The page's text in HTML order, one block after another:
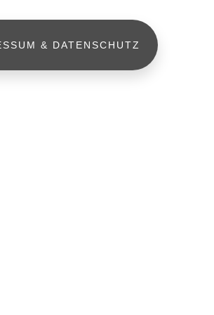
& DATENSCHUTZ